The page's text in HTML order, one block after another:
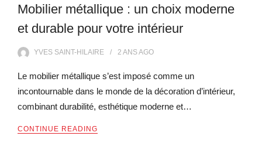
Mobilier métallique : un choix moderne
et durable pour votre intérieur
YVES SAINT-HILAIRE 2 ANSAGO
Le mobilier métallique s’est imposé comme un
incontournable dans le monde de la décoration d’intérieur,
combinant durabilité, esthétique moderne et…
CONTINUE READING